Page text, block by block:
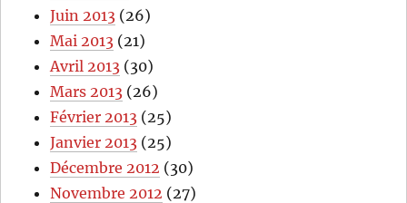
Juin 2013 (26)
Mai 2013 (21)
Avril 2013 (30)
Mars 2013 (26)
Février 2013 (25)
Janvier 2013 (25)
Décembre 2012 (30)
Novembre 2012 (27)